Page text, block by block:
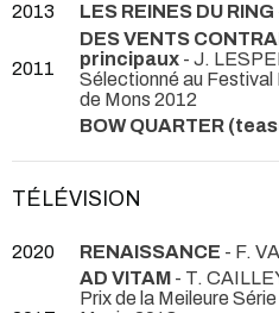
2013
LES REINES DU RING
2011
DES VENTS
principaux - J.
Sélectionné au Festival
de Mons 2012
BOW QUARTER
TÉLÉVISION
2020 RENAISSANCE - F.
AD VITAM - T.
Prix de la Meileure